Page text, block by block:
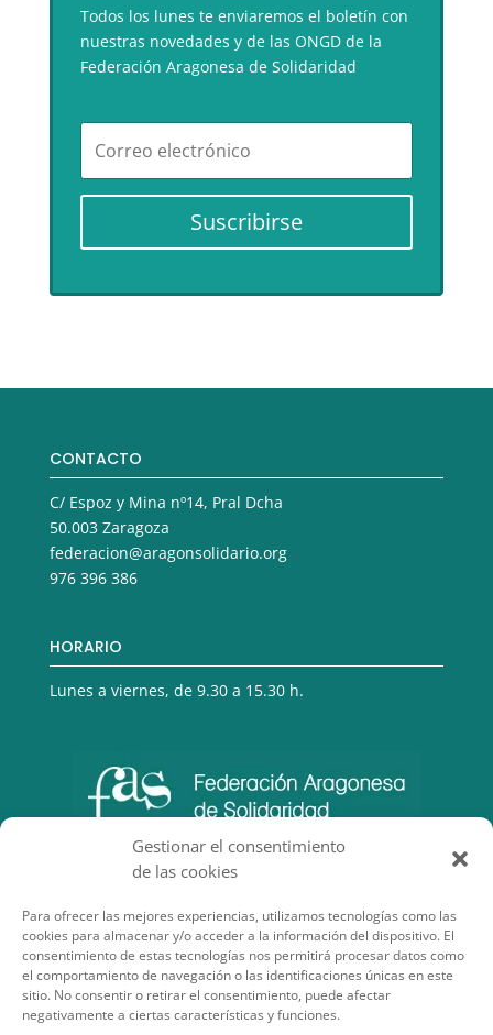
Gestionar el consentimiento
de las cookies
Para ofrecer las mejores experiencias, utilizamos tecnologías como las
cookies para almacenar y/o acceder a la información del dispositivo. El
consentimiento de estas tecnologías nos permitirá procesar datos como
el comportamiento de navegación o las identificaciones únicas en este
sitio. No consentir o retirar el consentimiento, puede afectar
negativamente a ciertas características y funciones.
Todos los lunes te enviaremos el boletín con
nuestras novedades y de las ONGD de la
Federación Aragonesa de Solidaridad
Suscribirse
CONTACTO
C/ Espoz y Mina nº14, Pral Dcha
50.003 Zaragoza
federacion@aragonsolidario.org
976 396 386
HORARIO
Lunes a viernes, de 9.30 a 15.30 h.
SECCIONES DE INTERÉS